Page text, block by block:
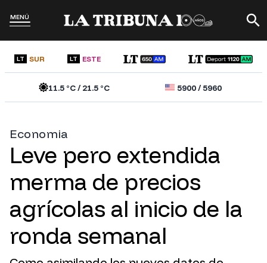
MENÚ
LT SUR LT ESTE
11.5°C /21.5°C 5900/5960
Economia
Leve pero extendida
merma de precios
agrícolas al inicio de la
ronda semanal